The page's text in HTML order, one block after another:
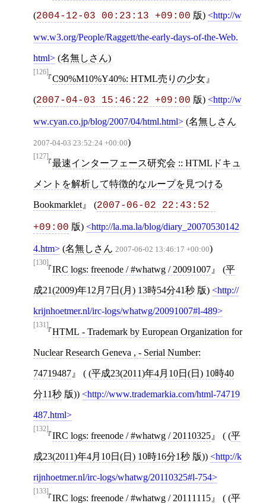
(2004-12-03 00:23:13 +09:00 版) http://w
ww.w3.org/People/Raggett/the-early-days-of-the-Web.
html (名無しさん)
[126]
C90%M10%Y40%: HTML売りの少女
(2007-04-03 15:46:22 +09:00 版) http://w
ww.cyan.co.jp/blog/2007/04/html.html (名無しさん
2007-04-03 23:52:24 +00:00)
[127]
最速インターフェース研究会 :: HTMLドキュ
メントを解析して特徴的なループを見つける
Bookmarklet (2007-06-02 22:43:52
+09:00 版) http://la.ma.la/blog/diary_20070530142
4.htm (名無しさん 2007-06-02 13:46:17 +00:00)
[130]
IRC logs: freenode / #whatwg / 20091007 (平
成21(2009)年12月7日(月) 13時54分41秒 版) http://
krijnhoetmer.nl/irc-logs/whatwg/20091007#l-489
[131]
HTML - Trademark by European Organization for
Nuclear Research Geneva , - Serial Number:
74719487 ( (平成23(2011)年4月10日(日) 10時40
分11秒 版)) http://www.trademarkia.com/html-74719
487.html
[132]
IRC logs: freenode / #whatwg / 20110325 ( (平
成23(2011)年4月10日(日) 10時16分1秒 版)) http://k
rijnhoetmer.nl/irc-logs/whatwg/20110325#l-754
[133]
IRC logs: freenode / #whatwg / 20111115 ( (平